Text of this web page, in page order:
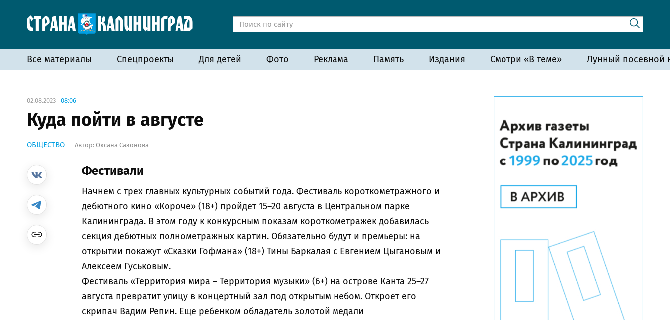
Все материалы Спецпроекты Для детей Фото Реклама Память Издания Смотри «В теме» Лунный посевной
02.08.2023 08:06
Куда пойти в августе
ОБЩЕСТВО Автор: Оксана Сазонова
Фестивали
Начнем с трех главных культурных событий года. Фестиваль короткометражного и
дебютного кино «Короче» (18+) пройдет 15–20 августа в Центральном парке
Калининграда. В этом году к конкурсным показам короткометражек добавилась
секция дебютных полнометражных картин. Обязательно будут и премьеры: на
открытии покажут «Сказки Гофмана» (18+) Тины Баркалая с Евгением Цыгановым и
Алексеем Гуськовым.
Фестиваль «Территория мира – Территория музыки» (6+) на острове Канта 25–27
августа превратит улицу в концертный зал под открытым небом. Откроет его
скрипач Вадим Репин. Еще ребенком обладатель золотой медали